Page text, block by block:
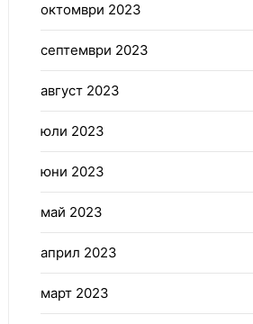
октомври 2023
септември 2023
август 2023
юли 2023
юни 2023
май 2023
април 2023
март 2023